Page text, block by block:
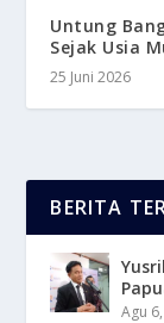
Untung
Sejak Usia
25 Juni 2026
BERITA
Agu